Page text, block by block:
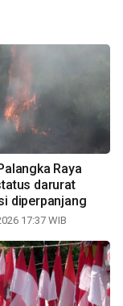
Raya
darurat
diperpanjang
17:37 WIB